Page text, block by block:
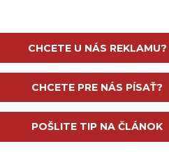
CHCETE U NÁS REKLAMU?
CHCETE PRE NÁS PÍSAŤ?
POŠLITE TIP NA ČLÁNOK